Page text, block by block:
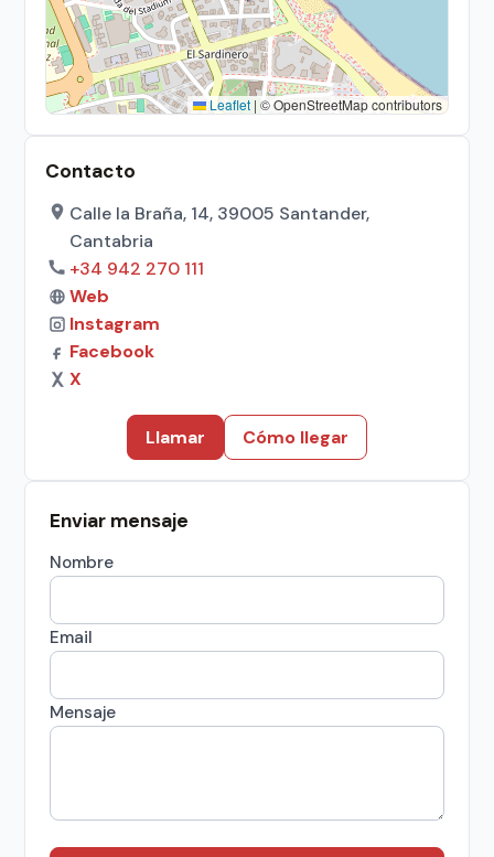
Leaflet | © OpenStreetMap contributors
Contacto
Calle la Braña, 14, 39005 Santander,
Cantabria
+34 942 270 111
Web
Instagram
Facebook
X
Llamar Cómo llegar
Enviar mensaje
Nombre
Email
Mensaje